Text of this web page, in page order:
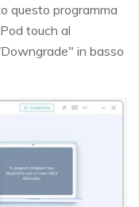
questo programma
touch al
in basso